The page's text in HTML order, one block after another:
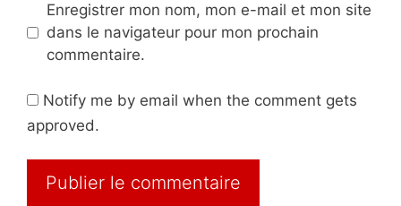
Enregistrer mon nom, mon e-mail et mon site
dans le navigateur pour mon prochain
commentaire.
Notify me by email when the comment gets
approved.